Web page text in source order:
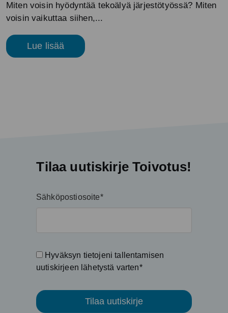
Miten voisin hyödyntää tekoälyä järjestötyössä? Miten
voisin vaikuttaa siihen,...
Lue lisää
Tilaa uutiskirje Toivotus!
Sähköpostiosoite*
Hyväksyn tietojeni tallentamisen
uutiskirjeen lähetystä varten*
Tilaa uutiskirje